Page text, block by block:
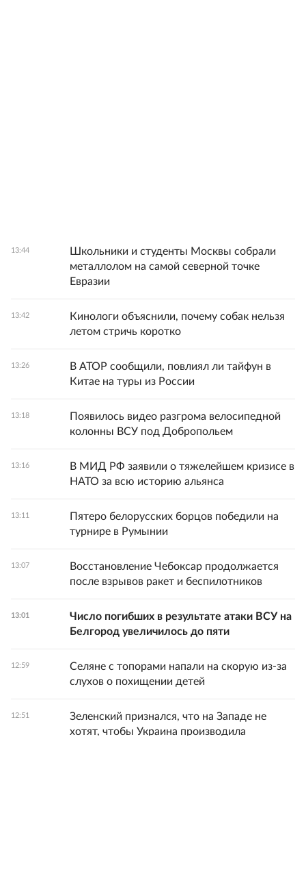
13:44
Школьники и студенты Москвы собрали
металлолом на самой северной точке
Евразии
13:42
Кинологи объяснили, почему собак нельзя
летом стричь коротко
13:26
В АТОР сообщили, повлиял ли тайфун в
Китае на туры из России
13:18
Появилось видео разгрома велосипедной
колонны ВСУ под Добропольем
13:16
В МИД РФ заявили о тяжелейшем кризисе в
НАТО за всю историю альянса
13:11
Пятеро белорусских борцов победили на
турнире в Румынии
13:07
Восстановление Чебоксар продолжается
после взрывов ракет и беспилотников
13:01
Число погибших в результате атаки ВСУ на
Белгород увеличилось до пяти
12:59
Селяне с топорами напали на скорую из-за
слухов о похищении детей
12:51
Зеленский признался, что на Западе не
хотят, чтобы Украина производила